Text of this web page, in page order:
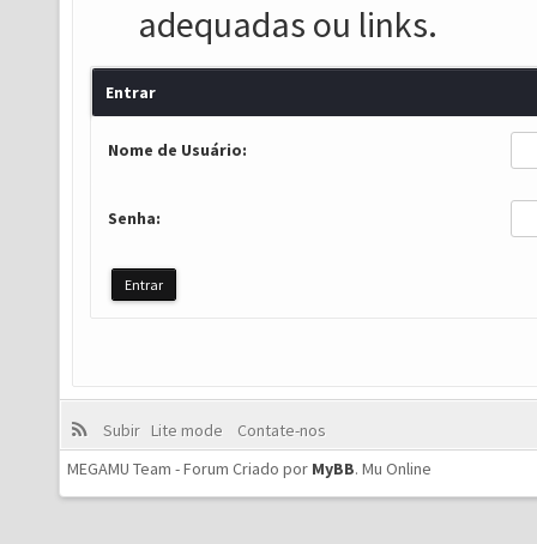
adequadas ou links.
Entrar
Nome de Usuário:
Senha:
Subir Lite mode
Contate-nos
MEGAMU Team - Forum Criado por MyBB. Mu Online